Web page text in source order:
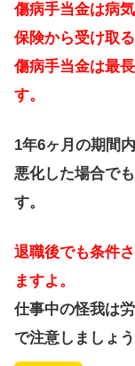
傷病手当金は病
保険から受け取
傷病手当金は最
す。
1年6ヶ月の期間
悪化した場合で
す。
退職後でも条件
ますよ。
仕事中の怪我は
で注意しましょう